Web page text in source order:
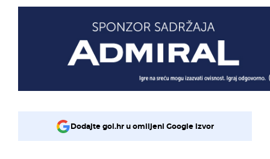
Dodajte gol.hr u omiljeni Google izvor